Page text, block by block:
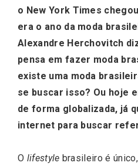
o New York Times
era o ano da moda
Alexandre Herchovitch
pensa em fazer moda
existe uma moda
se buscar isso? Ou hoje
de forma globalizada, já
internet para buscar
O lifestyle brasileiro é